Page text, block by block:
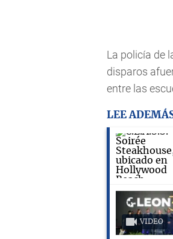
La policía de
disparos
entre las
LEE
VIDEO